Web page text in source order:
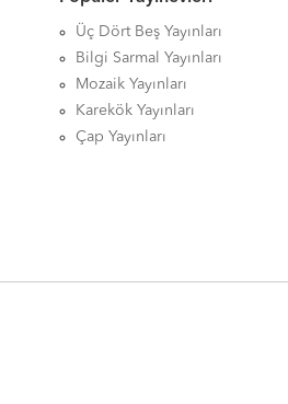
Üç Dört Beş Yayınları
Bilgi Sarmal Yayınları
Mozaik Yayınları
Karekök Yayınları
Çap Yayınları